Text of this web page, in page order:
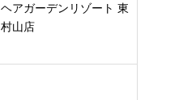
ヘアガーデンリゾート 東
村山店